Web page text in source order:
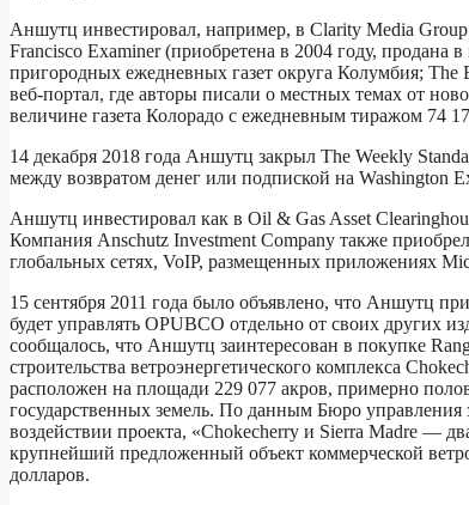
Аншутц инвестировал, например, в Clarity Media
Francisco Examiner (приобретена в 2004 году,
пригородных ежедневных газет округа Колумбия; The
веб-портал, где авторы писали о местных темах от
величине газета Колорадо с ежедневным тиражом 74
14 декабря 2018 года Аншутц закрыл The Weekly
между возвратом денег или подпиской на Washington
Аншутц инвестировал как в Oil & Gas Asset
Компания Anschutz Investment Company также
глобальных сетях, VoIP, размещенных приложениях
15 сентября 2011 года было объявлено, что Аншутц
будет управлять OPUBCO отдельно от своих других
сообщалось, что Аншутц заинтересован в покупке
строительства ветроэнергетического комплекса
расположен на площади 229 077 акров, примерно
государственных земель. По данным Бюро управления
воздействии проекта, «Chokecherry и Sierra Madre —
крупнейший предложенный объект коммерческой
долларов.